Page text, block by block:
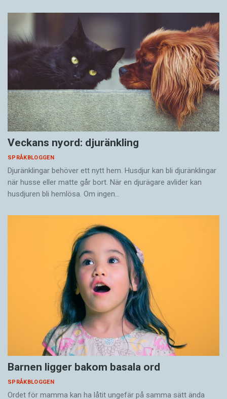
Veckans nyord: djuränkling
SPRÅKBLOGGEN
Djuränklingar behöver ett nytt hem. Husdjur kan bli djuränklingar
när husse eller matte går bort. När en djurägare avlider kan
husdjuren bli hemlösa. Om ingen…
Barnen ligger bakom basala ord
SPRÅKBLOGGEN
Ordet för mamma kan ha låtit ungefär på samma sätt ända